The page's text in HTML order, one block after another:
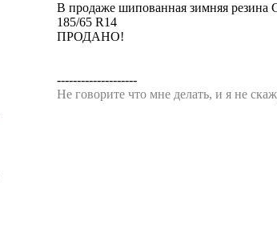
В продаже шипованная зимняя резина
185/65 R14
ПРОДАНО!
--------------------
Не говорите что мне делать, и я не